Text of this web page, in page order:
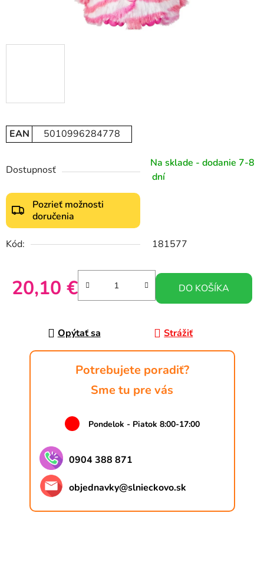
EAN 5010996284778
Dostupnosť
Na sklade - dodanie 7-8
dní
Pozrieť možnosti
doručenia
Kód: 181577
20,10 € DO KOŠÍKA
Opýtať sa Strážiť
Potrebujete poradiť?
Sme tu pre vás
Pondelok - Piatok 8:00-17:00
0904 388 871
objednavky@slnieckovo.sk